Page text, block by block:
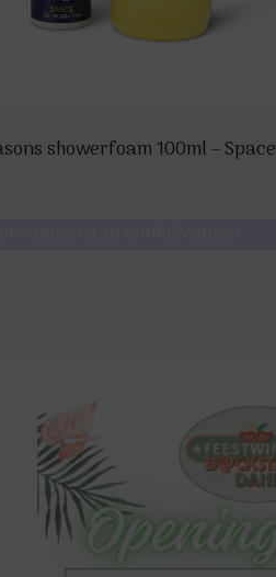
showerfoam 100ml – Space